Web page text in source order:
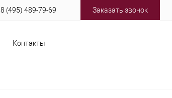
8 (495) 489-79-69 Заказать звонок
Контакты